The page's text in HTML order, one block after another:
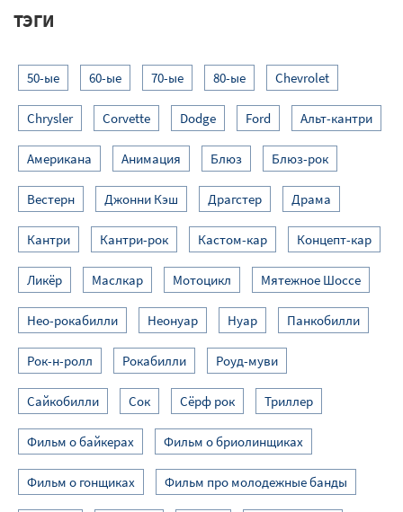
ТЭГИ
50-ые 60-ые 70-ые 80-ые Chevrolet
Chrysler Corvette Dodge Ford Альт-кантри
Американа Анимация Блюз Блюз-рок
Вестерн Джонни Кэш Драгстер Драма
Кантри Кантри-рок Кастом-кар Концепт-кар
Ликёр Маслкар Мотоцикл Мятежное Шоссе
Нео-рокабилли Неонуар Нуар Панкобилли
Рок-н-ролл Рокабилли Роуд-муви
Сайкобилли Сок Сёрф рок Триллер
Фильм о байкерах Фильм о бриолинщиках
Фильм о гонщиках Фильм про молодежные банды